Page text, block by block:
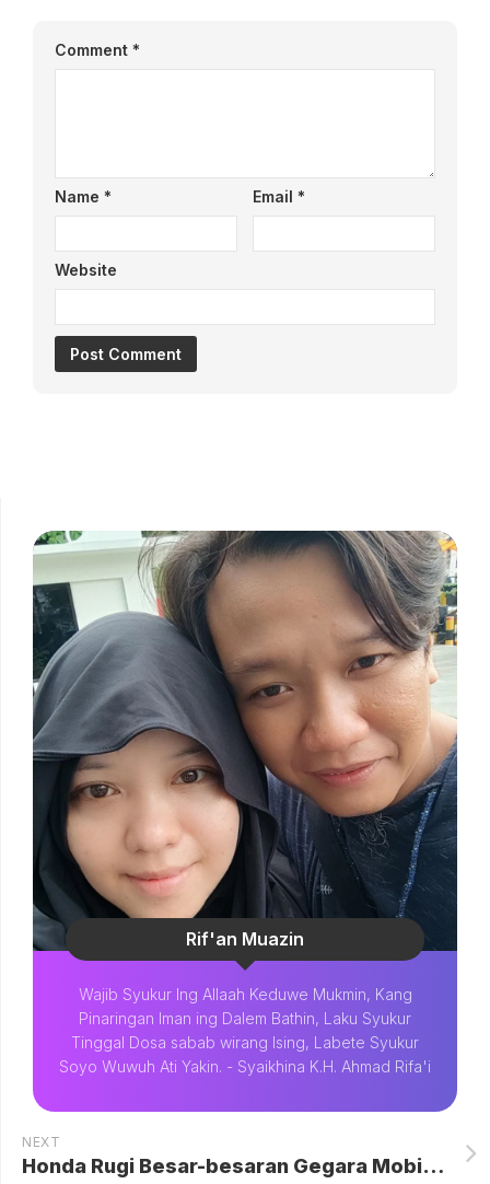
Comment *
Name * Email *
Website
Rif'an Muazin
Wajib Syukur Ing Allaah Keduwe Mukmin, Kang
Pinaringan Iman ing Dalem Bathin, Laku Syukur
Tinggal Dosa sabab wirang Ising, Labete Syukur
Soyo Wuwuh Ati Yakin. - Syaikhina K.H. Ahmad Rifa'i
NEXT
Honda Rugi Besar-besaran Gegara Mobil Listrik, Pertama dalam 70 Tahun